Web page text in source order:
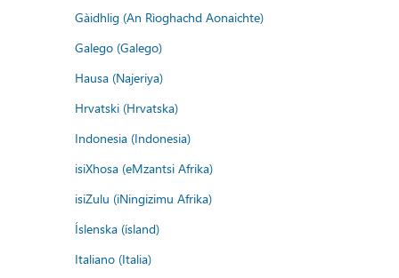
Gàidhlig (An Rìoghachd Aonaichte)
Galego (Galego)
Hausa (Najeriya)
Hrvatski (Hrvatska)
Indonesia (Indonesia)
isiXhosa (eMzantsi Afrika)
isiZulu (iNingizimu Afrika)
Íslenska (ísland)
Italiano (Italia)